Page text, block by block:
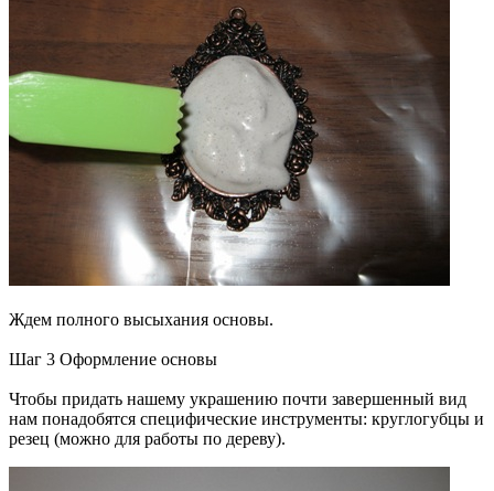
Ждем полного высыхания основы.
Шаг 3 Оформление основы
Чтобы придать нашему украшению почти завершенный вид
нам понадобятся специфические инструменты: круглогубцы и
резец (можно для работы по дереву).